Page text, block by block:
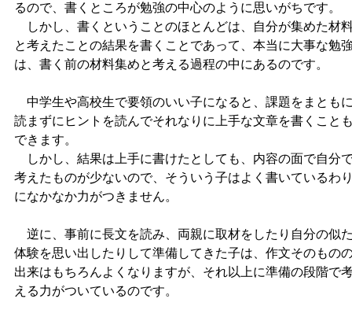
るので、書くところが勉強の中心のように思いがちです。
しかし、書くということのほとんどは、自分が集めた材
と考えたことの結果を書くことであって、本当に大事な勉
は、書く前の材料集めと考える過程の中にあるのです。
中学生や高校生で要領のいい子になると、課題をまとも
読まずにヒントを読んでそれなりに上手な文章を書くこと
できます。
しかし、結果は上手に書けたとしても、内容の面で自分
考えたものが少ないので、そういう子はよく書いているわ
になかなか力がつきません。
逆に、事前に長文を読み、両親に取材をしたり自分の似
体験を思い出したりして準備してきた子は、作文そのもの
出来はもちろんよくなりますが、それ以上に準備の段階で
える力がついているのです。